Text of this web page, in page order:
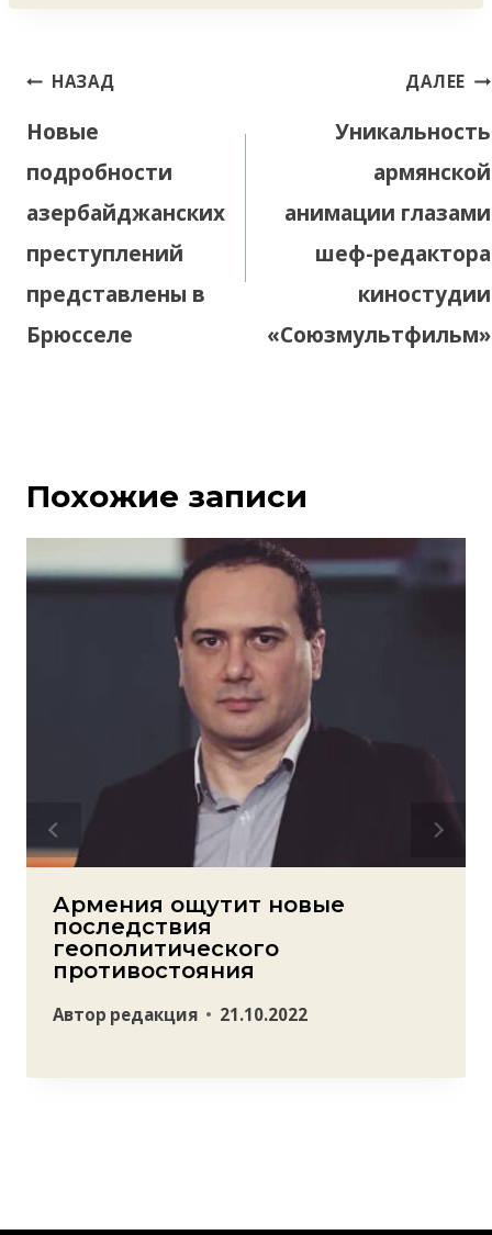
Навигация
записям
НАЗАД
Новые
подробности
азербайджанских
преступлений
представлены в
Брюсселе
ДАЛЕЕ
Уникальность
армянской
анимации глазами
шеф-редактора
киностудии
«Союзмультфильм»
Похожие записи
Армения ощутит новые
последствия
геополитического
противостояния
Автор редакция 21.10.2022